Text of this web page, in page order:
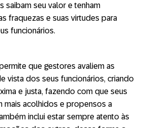
saibam seu valor e tenham
fraquezas e suas virtudes para
funcionários.
que gestores avaliem as
vista dos seus funcionários, criando
e justa, fazendo com que seus
mais acolhidos e propensos a
inclui estar sempre atento às